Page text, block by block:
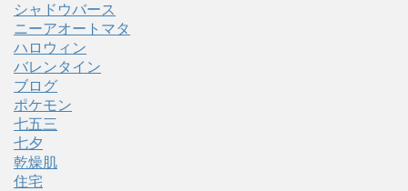
シャドウバース
ニーアオートマタ
ハロウィン
バレンタイン
ブログ
ポケモン
七五三
七夕
乾燥肌
住宅